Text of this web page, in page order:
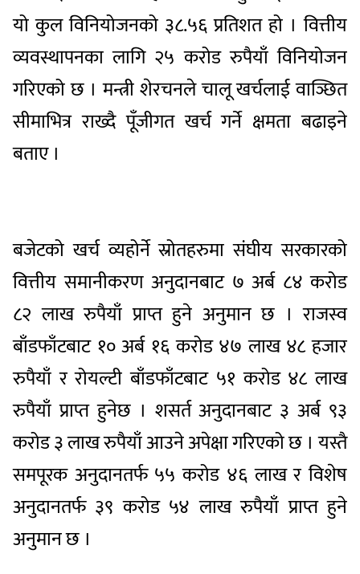
यो कुल विनियोजनको ३८.५६ प्रतिशत हो । वित्तीय
व्यवस्थापनका लागि २५ करोड रुपैयाँ विनियोजन
गरिएको छ । मन्त्री शेरचनले चालू खर्चलाई वाञ्छित
सीमाभित्र राख्दै पूँजीगत खर्च गर्ने क्षमता बढाइने
बताए ।
बजेटको खर्च व्यहोर्ने स्रोतहरुमा संघीय सरकारको
वित्तीय समानीकरण अनुदानबाट ७ अर्ब ८४ करोड
८२ लाख रुपैयाँ प्राप्त हुने अनुमान छ । राजस्व
बाँडफाँटबाट १० अर्ब १६ करोड ४७ लाख ४८ हजार
रुपैयाँ र रोयल्टी बाँडफाँटबाट ५१ करोड ४८ लाख
रुपैयाँ प्राप्त हुनेछ । शसर्त अनुदानबाट ३ अर्ब ९३
करोड ३ लाख रुपैयाँ आउने अपेक्षा गरिएको छ । यस्तै
समपूरक अनुदानतर्फ ५५ करोड ४६ लाख र विशेष
अनुदानतर्फ ३९ करोड ५४ लाख रुपैयाँ प्राप्त हुने
अनुमान छ ।